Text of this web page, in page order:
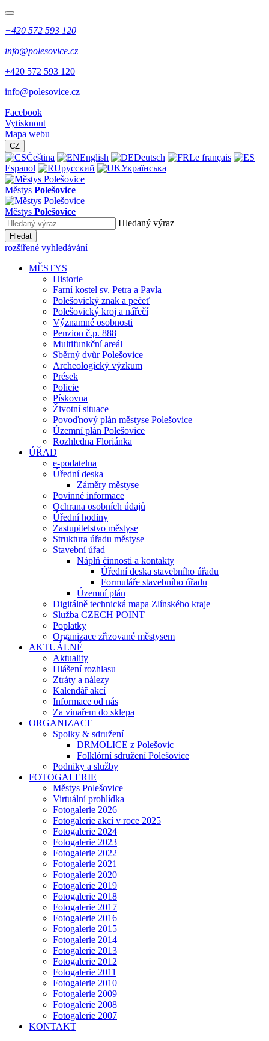
+420 572 593 120
info@polesovice.cz
+420 572 593 120
info@polesovice.cz
Facebook
Vytisknout
Mapa webu
CZ
Čeština English Deutsch
Le français
Espanol
русский Українська
Městys Polešovice
Městys Polešovice
Hledaný výraz
Hledat
rozšířené vyhledávání
MĚSTYS
Historie
Farní kostel sv. Petra a Pavla
Polešovický znak a pečeť
Polešovický kroj a nářečí
Významné osobnosti
Penzion č.p. 888
Multifunkční areál
Sběrný dvůr Polešovice
Archeologický výzkum
Prések
Policie
Pískovna
Životní situace
Povoďnový plán městyse Polešovice
Územní plán Polešovice
Rozhledna Floriánka
ÚŘAD
e-podatelna
Úřední deska
Záměry městyse
Povinné informace
Ochrana osobních údajů
Úřední hodiny
Zastupitelstvo městyse
Struktura úřadu městyse
Stavební úřad
Náplň činnosti a kontakty
Úřední deska stavebního úřadu
Formuláře stavebního úřadu
Územní plán
Digitálně technická mapa Zlínského kraje
Služba CZECH POINT
Poplatky
Organizace zřizované městysem
AKTUÁLNĚ
Aktuality
Hlášení rozhlasu
Ztráty a nálezy
Kalendář akcí
Informace od nás
Za vinařem do sklepa
ORGANIZACE
Spolky & sdružení
DRMOLICE z Polešovic
Folklórní sdružení Polešovice
Podniky a služby
FOTOGALERIE
Městys Polešovice
Virtuální prohlídka
Fotogalerie 2026
Fotogalerie akcí v roce 2025
Fotogalerie 2024
Fotogalerie 2023
Fotogalerie 2022
Fotogalerie 2021
Fotogalerie 2020
Fotogalerie 2019
Fotogalerie 2018
Fotogalerie 2017
Fotogalerie 2016
Fotogalerie 2015
Fotogalerie 2014
Fotogalerie 2013
Fotogalerie 2012
Fotogalerie 2011
Fotogalerie 2010
Fotogalerie 2009
Fotogalerie 2008
Fotogalerie 2007
KONTAKT